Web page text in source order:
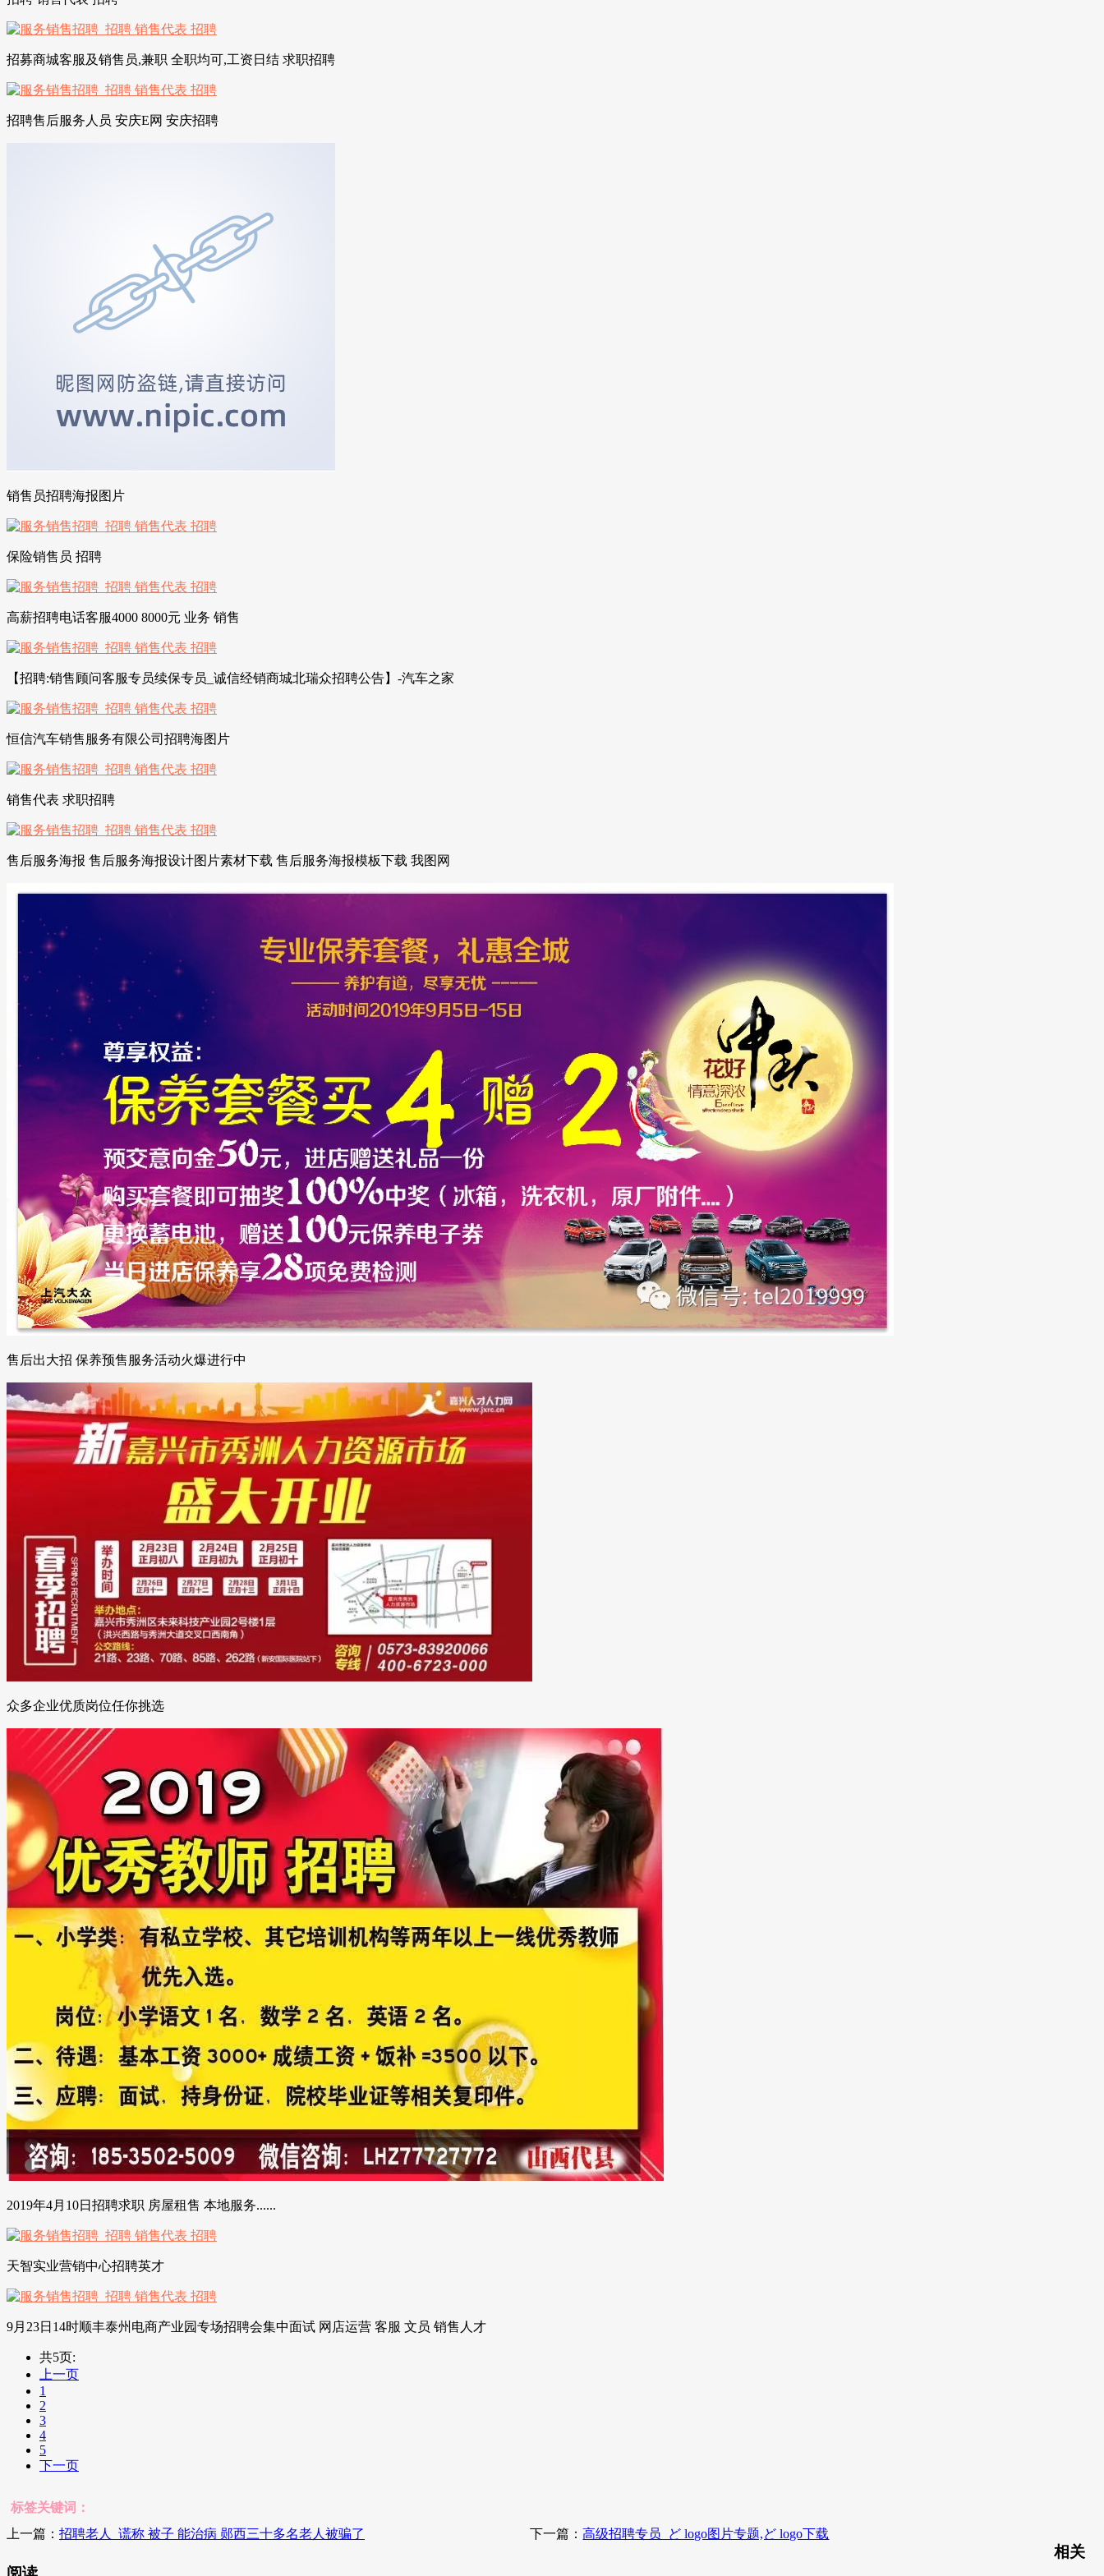
招募商城客服及销售员,兼职 全职均可,工资日结 求职招聘
招聘售后服务人员 安庆E网 安庆招聘
销售员招聘海报图片
保险销售员 招聘
高薪招聘电话客服4000 8000元 业务 销售
【招聘:销售顾问客服专员续保专员_诚信经销商城北瑞众招聘公告】-汽车之家
恒信汽车销售服务有限公司招聘海图片
销售代表 求职招聘
售后服务海报 售后服务海报设计图片素材下载 售后服务海报模板下载 我图网
售后出大招 保养预售服务活动火爆进行中
众多企业优质岗位任你挑选
2019年4月10日招聘求职 房屋租售 本地服务......
天智实业营销中心招聘英才
9月23日14时顺丰泰州电商产业园专场招聘会集中面试 网店运营 客服 文员 销售人才
共5页:
上一页
1
2
3
4
5
下一页
标签关键词：
上一篇： 招聘老人_谎称 被子 能治病 郧西三十多名老人被骗了 下一篇：高级招聘专员_ど logo图片专题,ど logo下载
相关